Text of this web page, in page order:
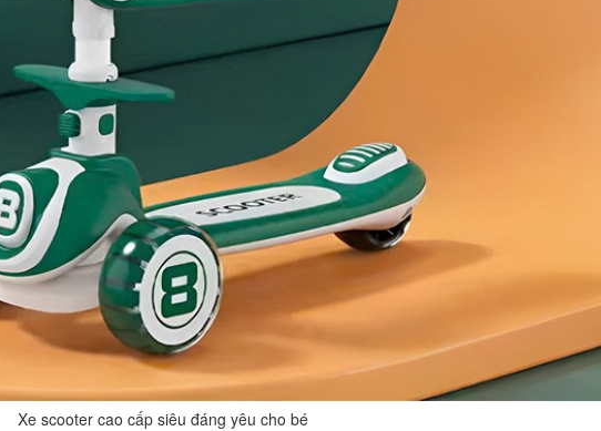
Xe scooter cao cấp siêu đáng yêu cho bé